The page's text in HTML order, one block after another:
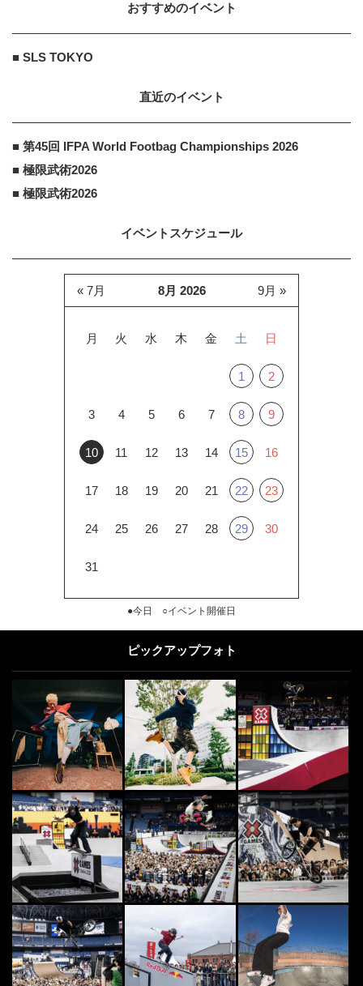
おすすめのイベント
■ SLS TOKYO
直近のイベント
■ 第45回 IFPA World Footbag Championships 2026
■ 極限武術2026
■ 極限武術2026
イベントスケジュール
8月 2026
月 火 水 木 金 土 日
1 2
3 4 5 6 7 8 9
10 11 12 13 14 15 16
17 18 19 20 21 22 23
24 25 26 27 28 29 30
31
« 7月 9月 »
●今日 ○イベント開催日
ピックアップフォト